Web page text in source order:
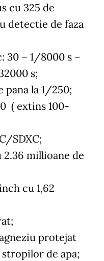
cu 325 de
detectie de faza
30 – 1/8000 s –
s;
pana la 1/250;
( extins 100-
SDXC;
2.36 millioane de
cu 1,62
protejat
de apa;